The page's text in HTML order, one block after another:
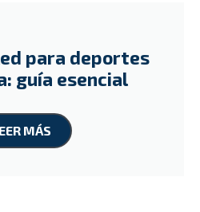
para deportes
guía esencial
MÁS